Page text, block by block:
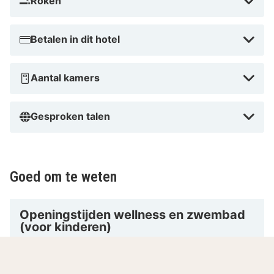
Betalen in dit hotel
Aantal kamers
Gesproken talen
Goed om te weten
Openingstijden wellness en zwembad
(voor kinderen)